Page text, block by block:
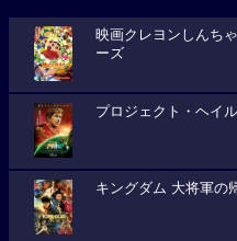
映画クレヨンしんち
ーズ
プロジェクト・ヘイ
キングダム 大将軍の